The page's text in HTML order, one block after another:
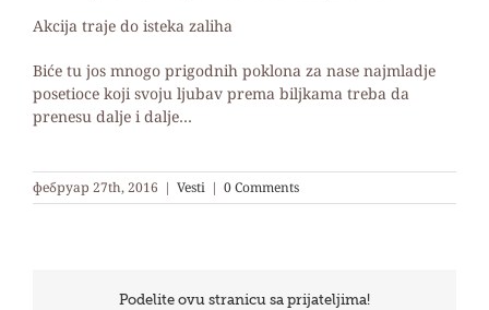
Akcija traje do isteka zaliha
Biće tu jos mnogo prigodnih poklona za nase najmladje
posetioce koji svoju ljubav prema biljkama treba da
prenesu dalje i dalje…
фебруар 27th, 2016 | Vesti | 0 Comments
Podelite ovu stranicu sa prijateljima!